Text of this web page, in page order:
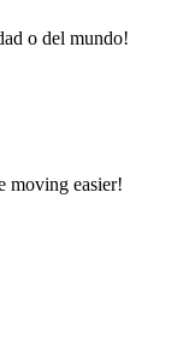
o del mundo!
moving easier!